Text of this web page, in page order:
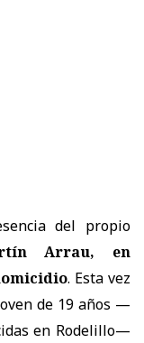
del propio
Arrau, en
. Esta vez
de 19 años —
en Rodelillo—